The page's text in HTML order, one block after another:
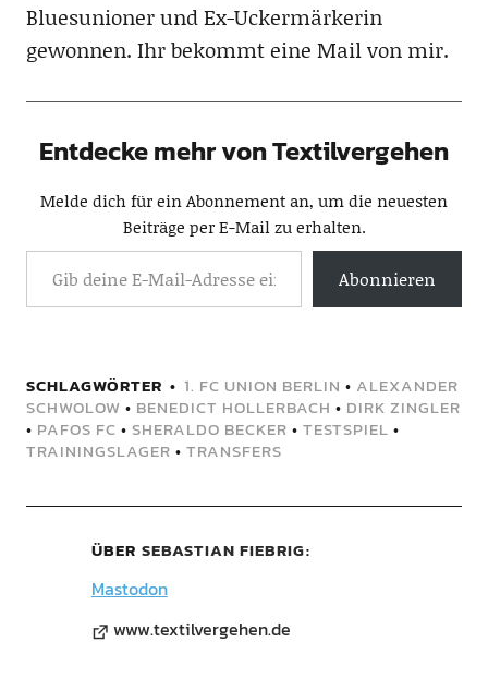
Bluesunioner und Ex-Uckermärkerin
gewonnen. Ihr bekommt eine Mail von mir.
Entdecke mehr von Textilvergehen
Melde dich für ein Abonnement an, um die neuesten
Beiträge per E-Mail zu erhalten.
Abonnieren
SCHLAGWÖRTER 1. FC UNION BERLIN • ALEXANDER
SCHWOLOW • BENEDICT HOLLERBACH • DIRK ZINGLER
• PAFOS FC • SHERALDO BECKER • TESTSPIEL •
TRAININGSLAGER • TRANSFERS
ÜBER SEBASTIAN FIEBRIG
Mastodon
www.textilvergehen.de